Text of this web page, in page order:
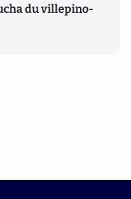
du villepino-